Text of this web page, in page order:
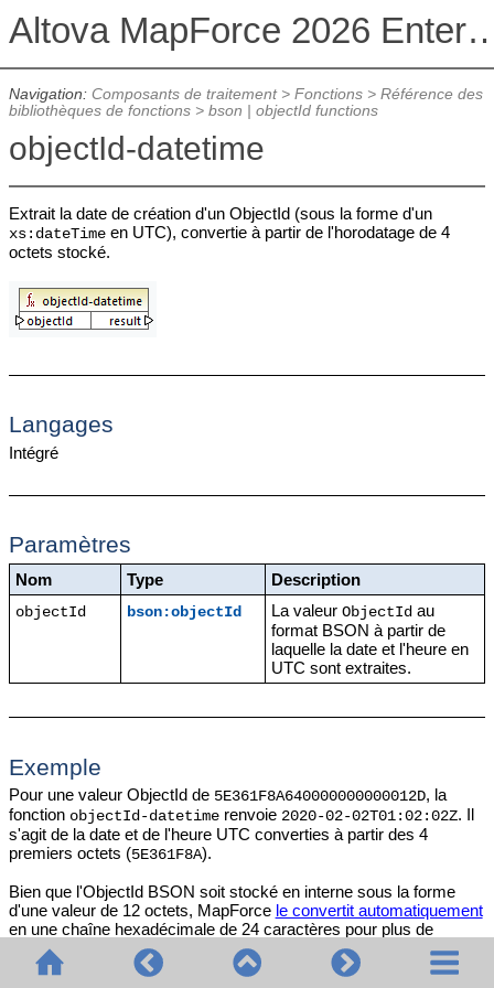
Altova MapForce 2026
Navigation: Composants de traitement> Fonctions> Référence des
bibliothèques de fonctions> bson | objectId functions
objectId-datetime
Extrait la date de création d'un ObjectId (sous la forme d'un
xs:dateTimeen UTC), convertie à partir de l'horodatage de 4
octets stocké.
Langages
Intégré
Paramètres
Nom Type Description
objectId bson:objectId La valeurObjectId au
format BSON à partir de
laquelle la date et l'heure en
UTC sont extraites.
Exemple
Pour une valeur ObjectId de 5E361F8A640000000000012D, la
fonction objectId-datetimerenvoie 2020-02-02T01:02:02Z. Il
s'agit de la date et de l'heure UTC converties à partir des 4
premiers octets (5E361F8A).
Bien que l'ObjectId BSON soit stocké en interne sous la forme
d'une valeur de 12 octets, MapForce le convertit automatiquement
en une chaîne hexadécimale de 24 caractères pour plus de
lisibilité.